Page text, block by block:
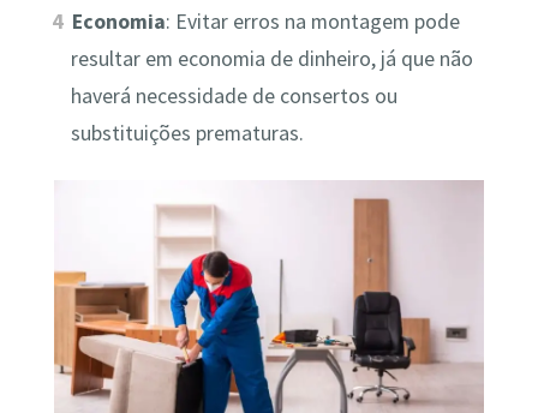
Economia: Evitar erros na montagem pode
resultar em economia de dinheiro, já que não
haverá necessidade de consertos ou
substituições prematuras.